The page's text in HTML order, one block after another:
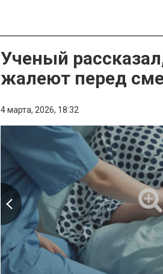
Ученый
жалеют перед
4 марта, 2026, 18:32